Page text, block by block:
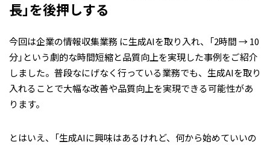
長」を後押しする
今回は企業の情報収集業務 に生成AIを取り入れ、「2時間 → 10
分」という劇的な時間短縮と品質向上を実現した事例をご紹介
しました。普段なにげなく行っている業務でも、生成AIを取り
入れることで大幅な改善や品質向上を実現できる可能性があ
ります。
とはいえ、「生成AIに興味はあるけれど、何から始めていいの